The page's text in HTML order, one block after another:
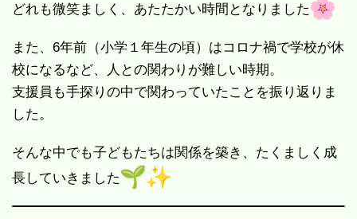
どれも微笑ましく、あたたかい時間となりました
また、6年前（小学１年生の頃）はコロナ禍で学校が休
校になるなど、人との関わりが難しい時期。
支援員も手探りの中で関わっていたことを振り返りま
した。
そんな中でも子どもたちは関係を築き、たくましく成
長していきました